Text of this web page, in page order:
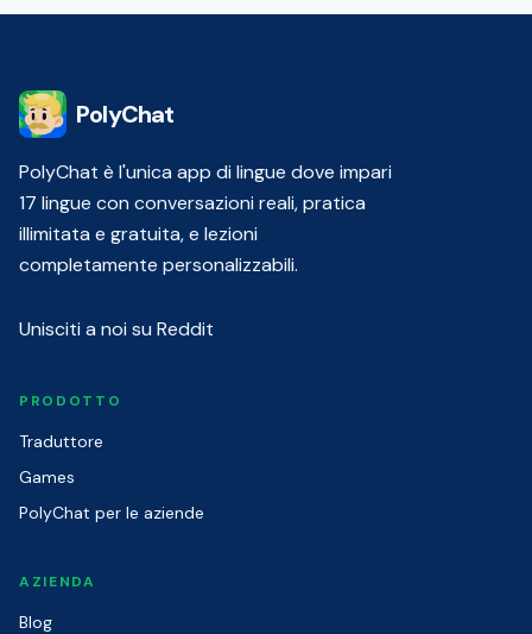
PolyChat
PolyChat è l'unica app di lingue dove impari
17 lingue con conversazioni reali, pratica
illimitata e gratuita, e lezioni
completamente personalizzabili.
Unisciti a noi su Reddit
PRODOTTO
Traduttore
Games
PolyChat per le aziende
AZIENDA
Blog